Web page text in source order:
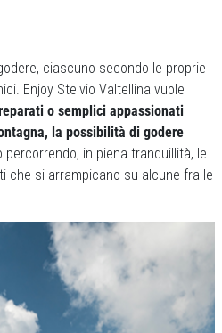
ciascuno secondo le proprie
Enjoy Stelvio Valtellina vuole
o semplici appassionati
la possibilità di godere
percorrendo, in piena tranquillità, le
che si arrampicano su alcune fra le